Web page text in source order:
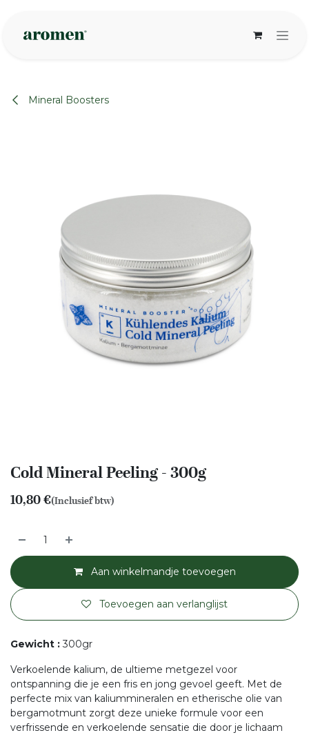
Mineral Boosters
Cold Mineral Peeling - 300g
10,80€(Inclusief btw)
Aan winkelmandje toevoegen
Toevoegen aan verlanglijst
Gewicht : 300gr
Verkoelende kalium, de ultieme metgezel voor
ontspanning die je een fris en jong gevoel geeft. Met de
perfecte mix van kaliummineralen en etherische olie van
bergamotmunt zorgt deze unieke formule voor een
verfrissende en verkoelende sensatie die door je lichaam